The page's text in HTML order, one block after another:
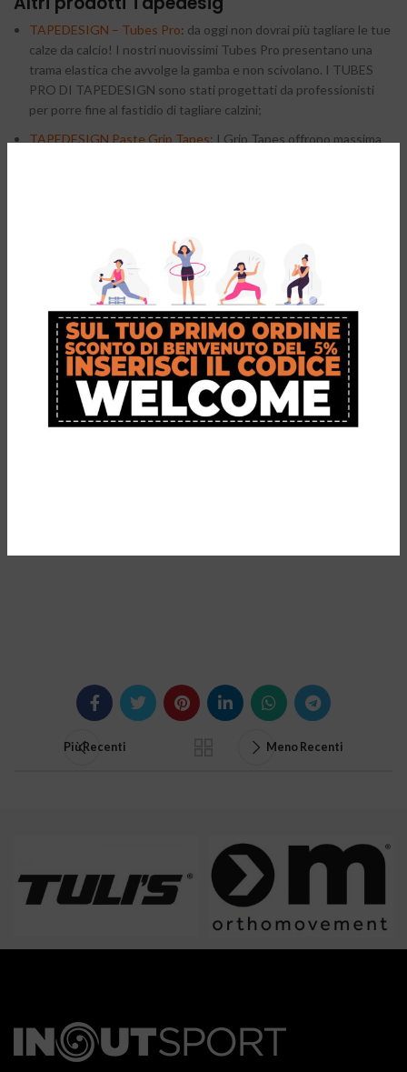
TAPEDESIGN – Tubes Pro: da oggi non dovrai più tagliare le tue
calze da calcio! I nostri nuovissimi Tubes Pro presentano una
trama elastica che avvolge la gamba e non scivolano. I TUBES
PRO DI TAPEDESIGN sono stati progettati da professionisti
per porre fine al fastidio di tagliare calzini;
TAPEDESIGN Paste Grip Tapes: I Grip Tapes offrono massima
successo nel calcio di alto livello. I calciatori di Euro 2024, oltre al
talento e alla dedizione, si affidano a una serie di accessori
tecnologici e a tecniche all’avanguardia per migliorare le
prestazioni, prevenire infortuni e recuperare più velocemente.
Questi “segreti” permettono loro di scendere in campo al meglio
della forma e di regalare agli appassionati spettacoli indimenticabili.
E tra questi segreti c’è il marchioTAPEDESIGN
utilizzato da tanti
calciatori professioni e altri atleti dello sport per performance di
alto livello.
Più Recenti Meno Recenti